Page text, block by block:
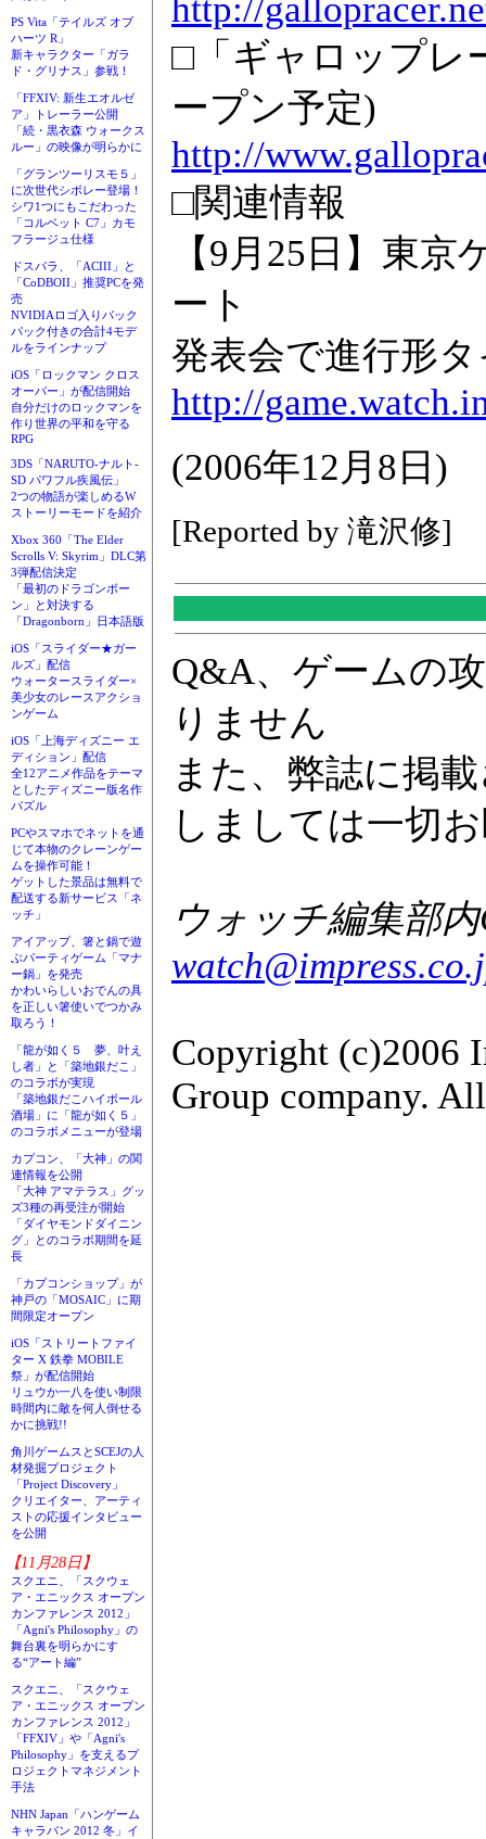
PS Vita「テイルズ オブ
ハーツ R」
新キャラクター「ガラ
ド・グリナス」参戦！
「FFXIV: 新生エオルゼ
ア」トレーラー公開
「続・黒衣森 ウォークス
ルー」の映像が明らかに
「グランツーリスモ５」
に次世代シボレー登場！
シワ1つにもこだわった
「コルベット C7」カモ
フラージュ仕様
ドスパラ、「ACIII」と
「CoDBOII」推奨PCを発
売
NVIDIAロゴ入りバック
パック付きの合計4モデ
ルをラインナップ
iOS「ロックマン クロス
オーバー」が配信開始
自分だけのロックマンを
作り世界の平和を守る
RPG
3DS「NARUTO-ナルト-
SD パワフル疾風伝」
2つの物語が楽しめるW
ストーリーモードを紹介
Xbox 360「The Elder
Scrolls V: Skyrim」DLC第
3弾配信決定
「最初のドラゴンボー
ン」と対決する
「Dragonborn」日本語版
iOS「スライダー★ガー
ルズ」配信
ウォータースライダー×
美少女のレースアクショ
ンゲーム
iOS「上海ディズニー エ
ディション」配信
全12アニメ作品をテーマ
としたディズニー版名作
パズル
PCやスマホでネットを通
じて本物のクレーンゲー
ムを操作可能！
ゲットした景品は無料で
配送する新サービス「ネ
ッチ」
アイアップ、箸と鍋で遊
ぶパーティゲーム「マナ
ー鍋」を発売
かわいらしいおでんの具
を正しい箸使いでつかみ
取ろう！
「龍が如く５ 夢、叶え
し者」と「築地銀だこ」
のコラボが実現
「築地銀だこハイボール
酒場」に「龍が如く５」
のコラボメニューが登場
カプコン、「大神」の関
連情報を公開
「大神 アマテラス」グッ
ズ3種の再受注が開始
「ダイヤモンドダイニン
グ」とのコラボ期間を延
長
「カプコンショップ」が
神戸の「MOSAIC」に期
間限定オープン
iOS「ストリートファイ
ター X 鉄拳 MOBILE
祭」が配信開始
リュウか一八を使い制限
時間内に敵を何人倒せる
かに挑戦!!
角川ゲームスとSCEJの人
材発掘プロジェクト
「Project Discovery」
クリエイター、アーティ
ストの応援インタビュー
を公開
【11月28日】
スクエニ、「スクウェ
ア・エニックス オープン
カンファレンス 2012」
「Agni's Philosophy」の
舞台裏を明らかにす
る“アート編”
スクエニ、「スクウェ
ア・エニックス オープン
カンファレンス 2012」
「FFXIV」や「Agni's
Philosophy」を支えるプ
ロジェクトマネジメント
手法
NHN Japan「ハンゲーム
キャラバン 2012 冬」イ
http://
□「ギャロップレ
ープン予定)
http://
□関連情報
【9月25日】東
ート
発表会で進行形
http://
(2006年12月8日)
[Reported by 滝沢修]
Q&A、ゲームの
りません
また、弊誌に掲
しましては一切
ウォッチ編集部内
Copyright (c)2006
Group company.